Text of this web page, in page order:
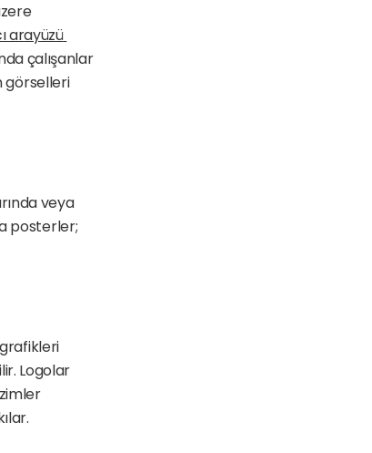
arayüzü
çalışanlar
görselleri
veya
posterler;
Logolar